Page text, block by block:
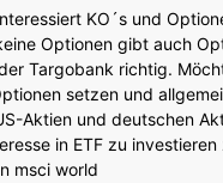
KO´s und
Optionen gibt auch
Targobank richtig.
setzen und
Aktien und deutschen
in ETF zu investieren
msci world